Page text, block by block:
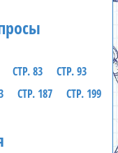
СТР. 83
СТР. 93
СТР. 187 СТР. 199